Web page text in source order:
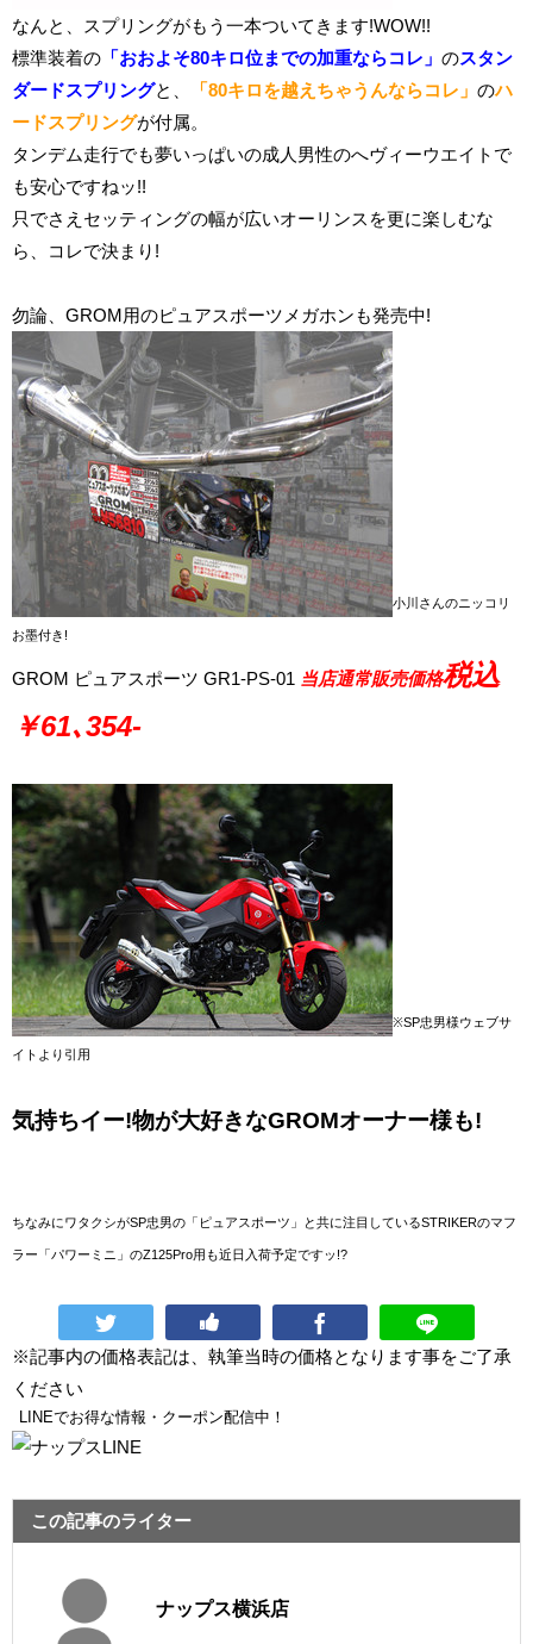
なんと、スプリングがもう一本ついてきます!WOW!!
標準装着の 「おおよそ80キロ位までの加重ならコレ」 のスタン
ダードスプリングと、 「80キロを越えちゃうんならコレ」 のハ
ードスプリングが付属。
タンデム走行でも夢いっぱいの成人男性のへヴィーウエイトで
も安心ですねッ!!
只でさえセッティングの幅が広いオーリンスを更に楽しむな
ら、コレで決まり!
勿論、 GROM用のピュアスポーツメガホンも発売中!
小川さんのニッコリ
お墨付き!
GROM ピュアスポーツ GR1-PS-01 当店通常販売価格税込
￥61､354-
※SP忠男様ウェブサ
イトより引用
気持ちイー!物が大好きなGROMオーナー様も!
ちなみにワタクシがSP忠男の「ピュアスポーツ」と共に注目しているSTRIKERのマフ
ラー「パワーミニ」のZ125Pro用 も近日入荷予定ですッ!?
※記事内の価格表記は、執筆当時の価格となります事をご了承
ください
LINEでお得な情報・クーポン配信中！
この記事のライター
ナップス横浜店